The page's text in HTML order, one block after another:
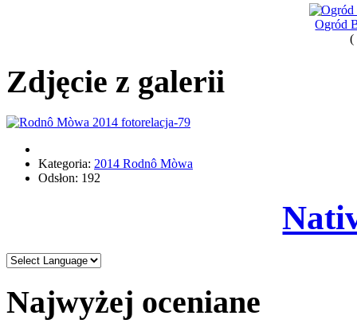
Ogród
(
Zdjęcie z galerii
Kategoria: 2014 Rodnô Mòwa
Odsłon: 192
Najwyżej oceniane